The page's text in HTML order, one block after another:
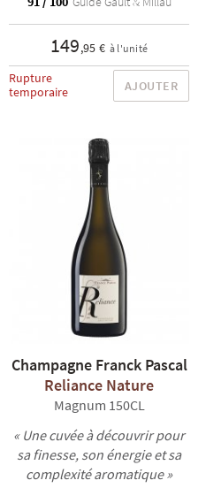
149,95 € à l'unité
Rupture
temporaire
AJOUTER
Champagne Franck Pascal
Reliance Nature
Magnum 150CL
« Une cuvée à découvrir pour
sa finesse, son énergie et sa
complexité aromatique »